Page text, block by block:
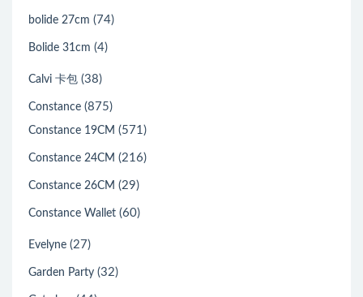
bolide 27cm (74)
Bolide 31cm (4)
Calvi 卡包 (38)
Constance (875)
Constance 19CM (571)
Constance 24CM (216)
Constance 26CM (29)
Constance Wallet (60)
Evelyne (27)
Garden Party (32)